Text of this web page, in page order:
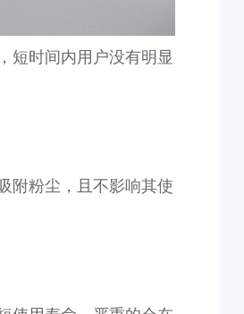
短时间内用户没有明显
附粉尘，且不影响其使